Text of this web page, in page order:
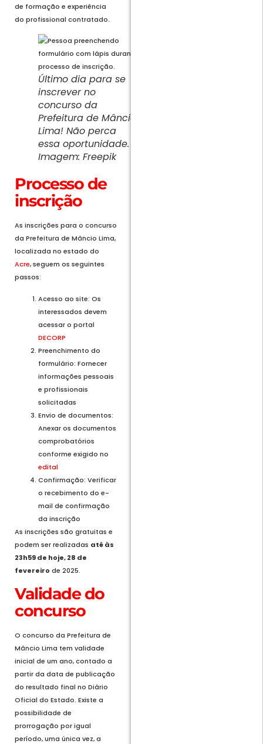
de formação e experiência
do profissional contratado.
Último dia para se
inscrever no
concurso da
Prefeitura de Mâncio
Lima! Não perca
essa oportunidade.
Imagem: Freepik
Processo de
inscrição
As inscrições para o concurso
da Prefeitura de Mâncio Lima,
localizada no estado do
Acre, seguem os seguintes
passos:
Acesso ao site: Os
interessados devem
acessar o portal
DECORP
Preenchimento do
formulário: Fornecer
informações pessoais
e profissionais
solicitadas
Envio de documentos:
Anexar os documentos
comprobatórios
conforme exigido no
edital
Confirmação: Verificar
o recebimento do e-
mail de confirmação
da inscrição
As inscrições são gratuitas e
podem ser realizadas até às
23h59 de hoje, 28 de
fevereiro de 2025.
Validade do
concurso
O concurso da Prefeitura de
Mâncio Lima tem validade
inicial de um ano, contado a
partir da data de publicação
do resultado final no Diário
Oficial do Estado. Existe a
possibilidade de
prorrogação por igual
período, uma única vez, a